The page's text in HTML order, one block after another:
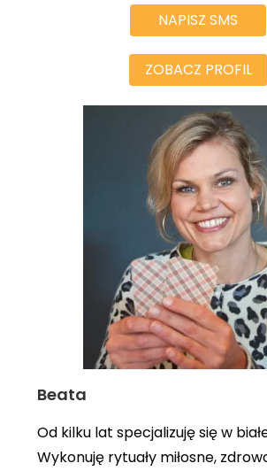
NAPISZ SMS
ZOBACZ PROFIL
Beata
Od kilku lat specjalizuję się w
Wykonuję rytuały miłosne,